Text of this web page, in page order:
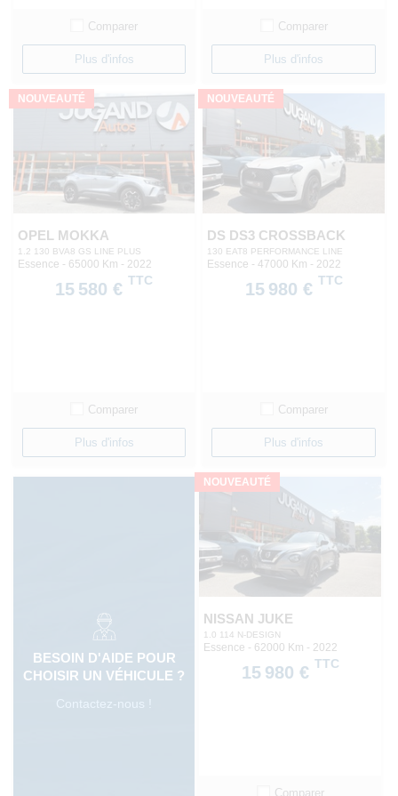
Comparer
Plus d'infos
Comparer
Plus d'infos
NOUVEAUTÉ
OPEL MOKKA
1.2 130 BVA8 GS LINE PLUS
Essence - 65000 Km - 2022
15 580 € TTC
Comparer
Plus d'infos
NOUVEAUTÉ
DS DS3 CROSSBACK
130 EAT8 PERFORMANCE LINE
Essence - 47000 Km - 2022
15 980 € TTC
Comparer
Plus d'infos
BESOIN D'AIDE POUR
CHOISIR UN VÉHICULE ?
Contactez-nous !
NOUVEAUTÉ
NISSAN JUKE
1.0 114 N-DESIGN
Essence - 62000 Km - 2022
15 980 € TTC
Comparer